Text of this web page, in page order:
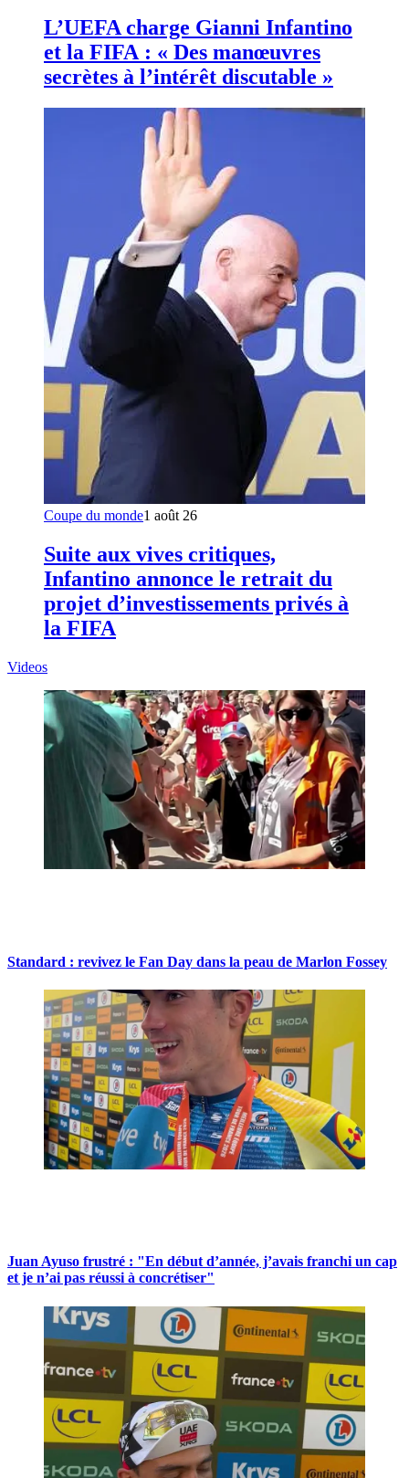
L’UEFA charge Gianni Infantino
et la FIFA : « Des manœuvres
secrètes à l’intérêt discutable »
Coupe du monde1 août 26
Suite aux vives critiques,
Infantino annonce le retrait du
projet d’investissements privés à
la FIFA
Videos
Standard : revivez le Fan Day dans la peau de Marlon Fossey
Juan Ayuso frustré : "En début d’année, j’avais franchi un cap
et je n’ai pas réussi à concrétiser"